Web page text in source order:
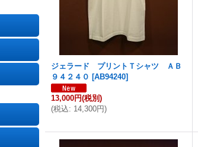
ジェラード プリントＴシャツ ＡＢ
９４２４０ [AB94240]
13,000円(税別)
(税込: 14,300円)